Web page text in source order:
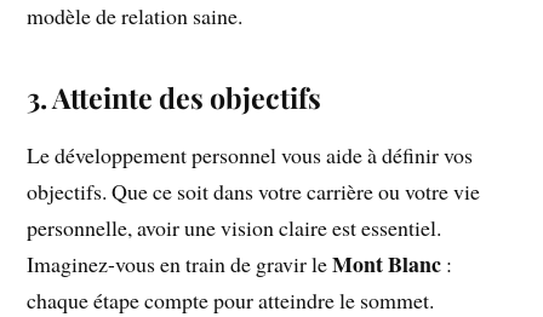
modèle de relation saine.
3. Atteinte des objectifs
Le développement personnel vous aide à définir vos
objectifs. Que ce soit dans votre carrière ou votre vie
personnelle, avoir une vision claire est essentiel.
Imaginez-vous en train de gravir leMont Blanc :
chaque étape compte pour atteindre le sommet.